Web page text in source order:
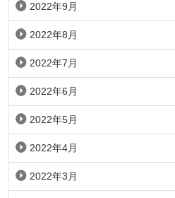
2022年9月
2022年8月
2022年7月
2022年6月
2022年5月
2022年4月
2022年3月